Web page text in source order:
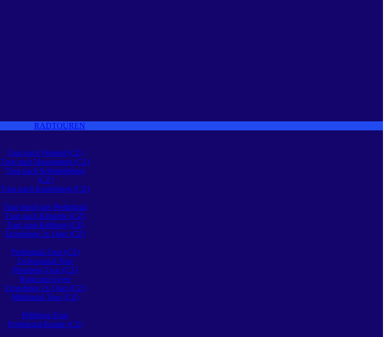
RADTOUREN
Tour nach Weipert (CZ)
Tour nach Hassenstein (CZ)
Tour nach Schmiedeberg
(CZ)
Tour nach Kupferberg (CZ)
Tour durch das Preßnitztal
Tour nach Klösterle (CZ)
Tour zum Keilberg (CZ)
Erzgebirge 2x Quer (CZ)
Preßnitztal-Tour (CZ)
Zschopautal-Tour
Plessberg-Tour (CZ)
Rund um Geyer
Erzgebirge 2x Quer (CZ)
Mühlental-Tour (CZ)
Pöhlberg-Tour
Preßnitztal-Runde (CZ)